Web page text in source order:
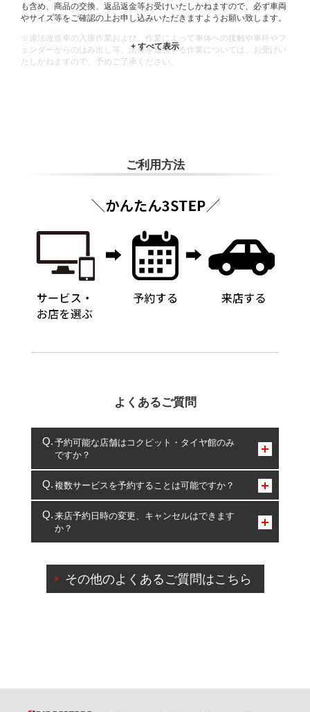
も含め、商品の交換、返品返金等お受けいたしかねますので、必ず車両
やサイズ等をご確認の上お申し込みいただきますようお願い致します。
※違法改造車の入庫作業および、作業によって車体への接触や車枠やフ
ェンダーからのはみ出し等、法規を逸脱する作業については、お受けい
たしかねますので、予めご了承ください。
ご利用方法
よくあるご質問
予約可能な店舗はコクピット・タイヤ館のみ
ですか？
コクピット・タイヤ館のみとなります。
複数サービスを予約することは可能ですか？
複数サービスのご予約は可能です。
一部の商品・サービスの組み合わせに限り、同時にご予約が
出来ないものもございます。
来店予約日時の変更、キャンセルはできます
か？
ご来店予約日の3営業日前を過ぎている場合のご予約
の日時変更につきましては、直接ご予約の店舗まで
その他のよくあるご質問はこちら